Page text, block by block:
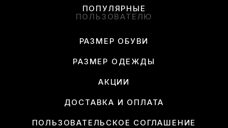
ПОПУЛЯРНЫЕ
ПОЛЬЗОВАТЕЛЮ
РАЗМЕР ОБУВИ
РАЗМЕР ОДЕЖДЫ
АКЦИИ
ДОСТАВКА И ОПЛАТА
ПОЛЬЗОВАТЕЛЬСКОЕ СОГЛАШЕНИЕ